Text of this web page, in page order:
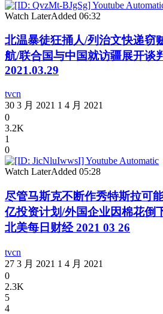
Watch LaterAdded 06:32
北温暴徒狂捅人/列治文快递窃
航/联合国与中国就访疆展开谈
2021.03.29
tvcn
30 3 月 2021 1 4 月 2021
0
3.2K
1
0
Watch LaterAdded 05:28
尽管马斯克不断作秀特斯拉可
亿投资计划/外国企业因棉花倒
北美每日财经 2021 03 26
tvcn
27 3 月 2021 1 4 月 2021
0
2.3K
5
4